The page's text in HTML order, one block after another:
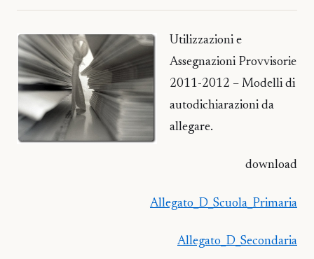
Utilizzazioni e
Assegnazioni Provvisorie
2011-2012 – Modelli di
autodichiarazioni da
allegare.
download
Allegato_D_Scuola_Primaria
Allegato_D_Secondaria